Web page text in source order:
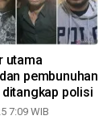
utama
pembunuhan
ditangkap polisi
7:09 WIB